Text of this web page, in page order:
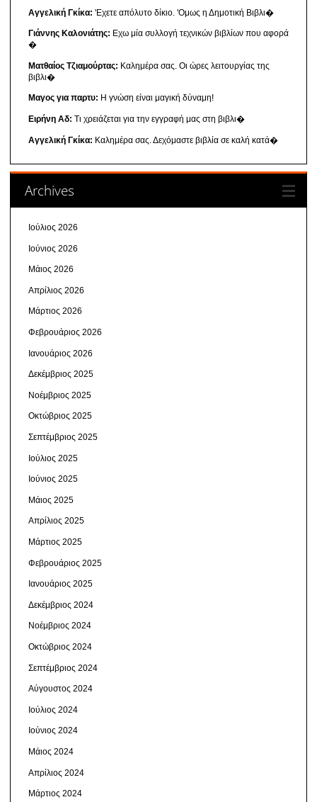
Αγγελική Γκίκα: 'Εχετε απόλυτο δίκιο. 'Ομως η Δημοτική Βιβλι�
Γιάννης Καλονιάτης: Εχω μία συλλογή τεχνικών βιβλίων που αφορά
�
Ματθαίος Τζιαμούρτας: Καλημέρα σας. Οι ώρες λειτουργίας της
βιβλι�
Μαγος για παρτυ: Η γνώση είναι μαγική δύναμη!
Ειρήνη Αδ: Τι χρειάζεται για την εγγραφή μας στη βιβλι�
Αγγελική Γκίκα: Καλημέρα σας. Δεχόμαστε βιβλία σε καλή κατά�
Archives
Ιούλιος 2026
Ιούνιος 2026
Μάιος 2026
Απρίλιος 2026
Μάρτιος 2026
Φεβρουάριος 2026
Ιανουάριος 2026
Δεκέμβριος 2025
Νοέμβριος 2025
Οκτώβριος 2025
Σεπτέμβριος 2025
Ιούλιος 2025
Ιούνιος 2025
Μάιος 2025
Απρίλιος 2025
Μάρτιος 2025
Φεβρουάριος 2025
Ιανουάριος 2025
Δεκέμβριος 2024
Νοέμβριος 2024
Οκτώβριος 2024
Σεπτέμβριος 2024
Αύγουστος 2024
Ιούλιος 2024
Ιούνιος 2024
Μάιος 2024
Απρίλιος 2024
Μάρτιος 2024